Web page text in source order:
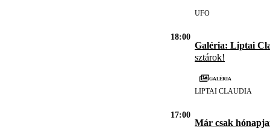
UFO
18:00
Galéria: Liptai
sztárok!
Galéria
LIPTAI CLAUDIA
17:00
Már csak